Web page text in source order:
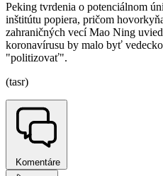
Peking tvrdenia o potenciálnom
inštitútu popiera, pričom
zahraničných vecí Mao Ning
koronavírusu by malo byť
"politizovať".
(tasr)
Komentáre